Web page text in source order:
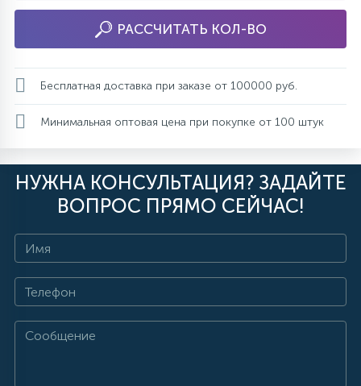
РАССЧИТАТЬ КОЛ-ВО
Бесплатная доставка при заказе от 100000 руб.
Минимальная оптовая цена при покупке от 100 штук
НУЖНА КОНСУЛЬТАЦИЯ? ЗАДАЙТЕ
ВОПРОС ПРЯМО СЕЙЧАС!